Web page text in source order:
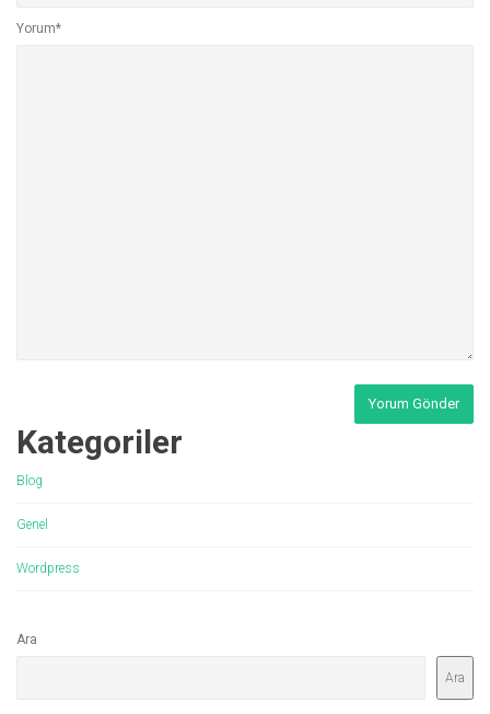
Yorum*
Kategoriler
Blog
Genel
Wordpress
Ara
Ara